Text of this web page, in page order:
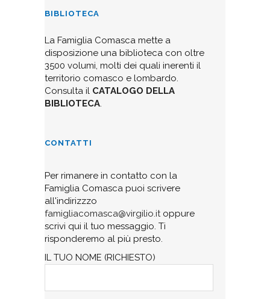
BIBLIOTECA
La Famiglia Comasca mette a
disposizione una biblioteca con oltre
3500 volumi, molti dei quali inerenti il
territorio comasco e lombardo.
Consulta il CATALOGO DELLA
BIBLIOTECA.
CONTATTI
Per rimanere in contatto con la
Famiglia Comasca puoi scrivere
all'indirizzzo
famigliacomasca@virgilio.itoppure
scrivi qui il tuo messaggio. Ti
risponderemo al più presto.
IL TUO NOME (RICHIESTO)